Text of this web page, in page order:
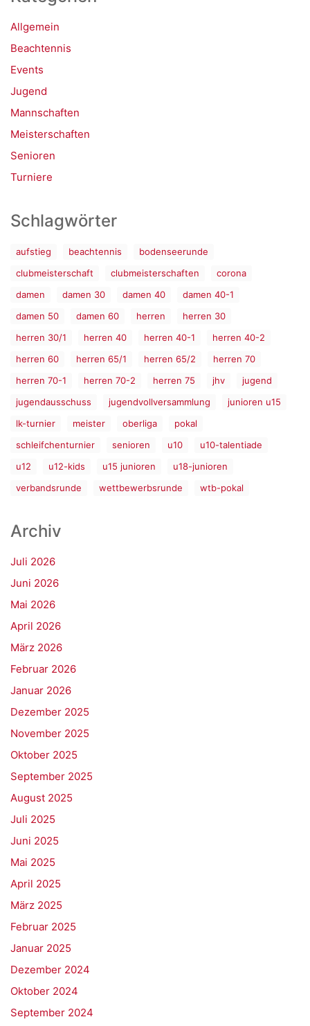
Allgemein
Beachtennis
Events
Jugend
Mannschaften
Meisterschaften
Senioren
Turniere
Schlagwörter
aufstieg beachtennis
bodenseerunde
clubmeisterschaft
clubmeisterschaften
corona
damen
damen 30 damen 40
damen 40-1
damen 50
damen 60 herren
herren 30
herren 30/1
herren 40 herren 40-1
herren 40-2
herren 60
herren 65/1 herren 65/2
herren 70
herren 70-1
herren 70-2 herren 75 jhv
jugend
jugendausschuss
jugendvollversammlung
junioren u15
lk-turnier
meister oberliga
pokal
schleifchenturnier
senioren u10
u10-talentiade
u12
u12-kids u15 junioren
u18-junioren
verbandsrunde
wettbewerbsrunde wtb-pokal
Archiv
Juli 2026
Juni 2026
Mai 2026
April 2026
März 2026
Februar 2026
Januar 2026
Dezember 2025
November 2025
Oktober 2025
September 2025
August 2025
Juli 2025
Juni 2025
Mai 2025
April 2025
März 2025
Februar 2025
Januar 2025
Dezember 2024
Oktober 2024
September 2024